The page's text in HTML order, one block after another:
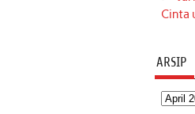
Cinta
ARSIP
Arsip